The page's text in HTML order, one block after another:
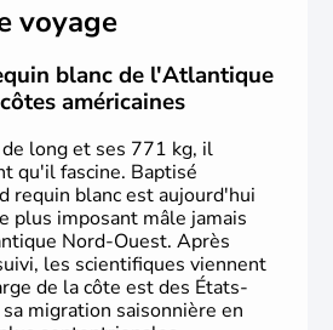
se sont succédées avant l'arrivée
à la découverte du continent par
en 1492. Les 13 colonies
la Déclaration d'indépendance
première constitution en 1787.
marque ensuite l'entrée dans une
intense.
voyage
blanc de l'Atlantique
américaines
long et ses 771 kg, il
qu'il fascine. Baptisé
requin blanc est aujourd'hui
plus imposant mâle jamais
Nord-Ouest. Après
les scientifiques viennent
de la côte est des États-
migration saisonnière en